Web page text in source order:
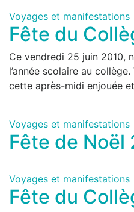
Voyages et manifestations
Fête du
Ce vendredi 25 juin 2010,
l’année scolaire au
cette après-midi enjouée
Voyages et manifestations
Fête de Noël
Voyages et manifestations
Fête du